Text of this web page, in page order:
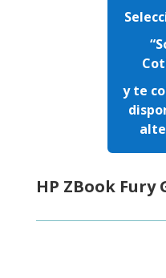
y te
HP ZBook Fury